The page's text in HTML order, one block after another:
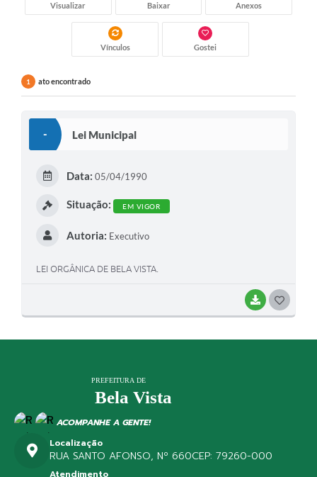
Visualizar Baixar Anexos
Vínculos Gostei
1 ato encontrado
- Lei Municipal
BAIXAR
Data: 05/04/1990
Situação: EM VIGOR
Autoria: Executivo
LEI ORGÂNICA DE BELA VISTA.
ACOMPANHE A GENTE!
Localização
RUA SANTO AFONSO, Nº 660CEP: 79260-000
Atendimento